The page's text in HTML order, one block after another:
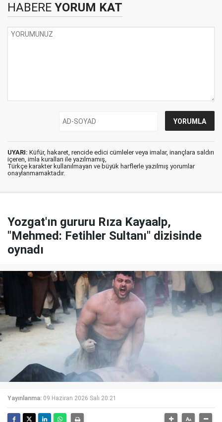
HABERE YORUM KAT
UYARI: Küfür, hakaret, rencide edici cümleler veya imalar, inançlara saldırı
içeren, imla kuralları ile yazılmamış,
Türkçe karakter kullanılmayan ve büyük harflerle yazılmış yorumlar
onaylanmamaktadır.
Yozgat'ın gururu Rıza Kayaalp,
"Mehmed: Fetihler Sultanı" dizisinde
oynadı
Yayınlanma: 09 Haziran 2026 Salı 20:21